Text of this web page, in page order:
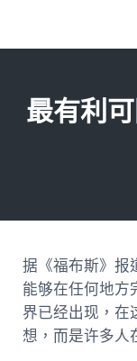
最有利
据《福布斯》报
能够在任何地方
界已经出现，在
想，而是许多人